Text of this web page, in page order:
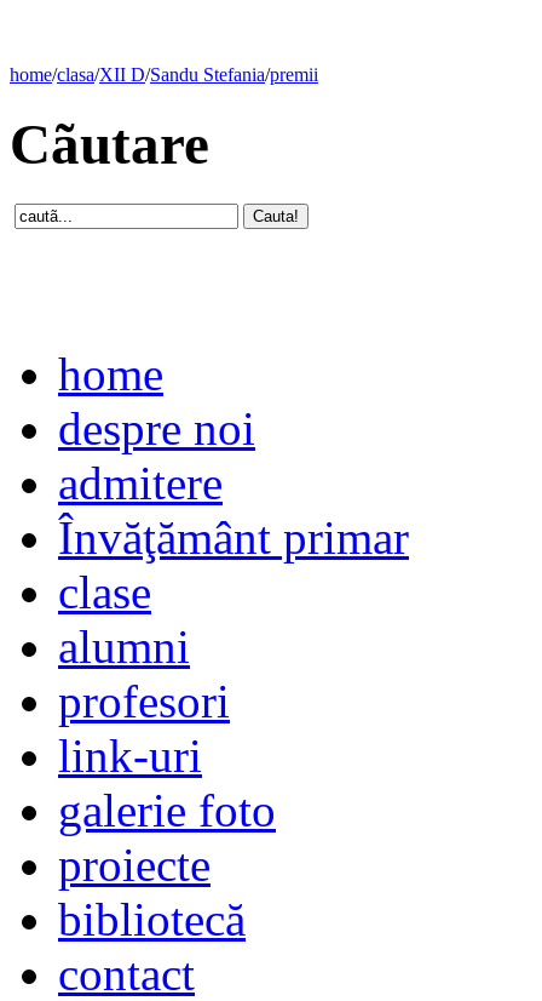
home/clasa/XII D/Sandu Stefania/premii
Cãutare
home
despre noi
admitere
Învăţământ primar
clase
alumni
profesori
link-uri
galerie foto
proiecte
bibliotecă
contact